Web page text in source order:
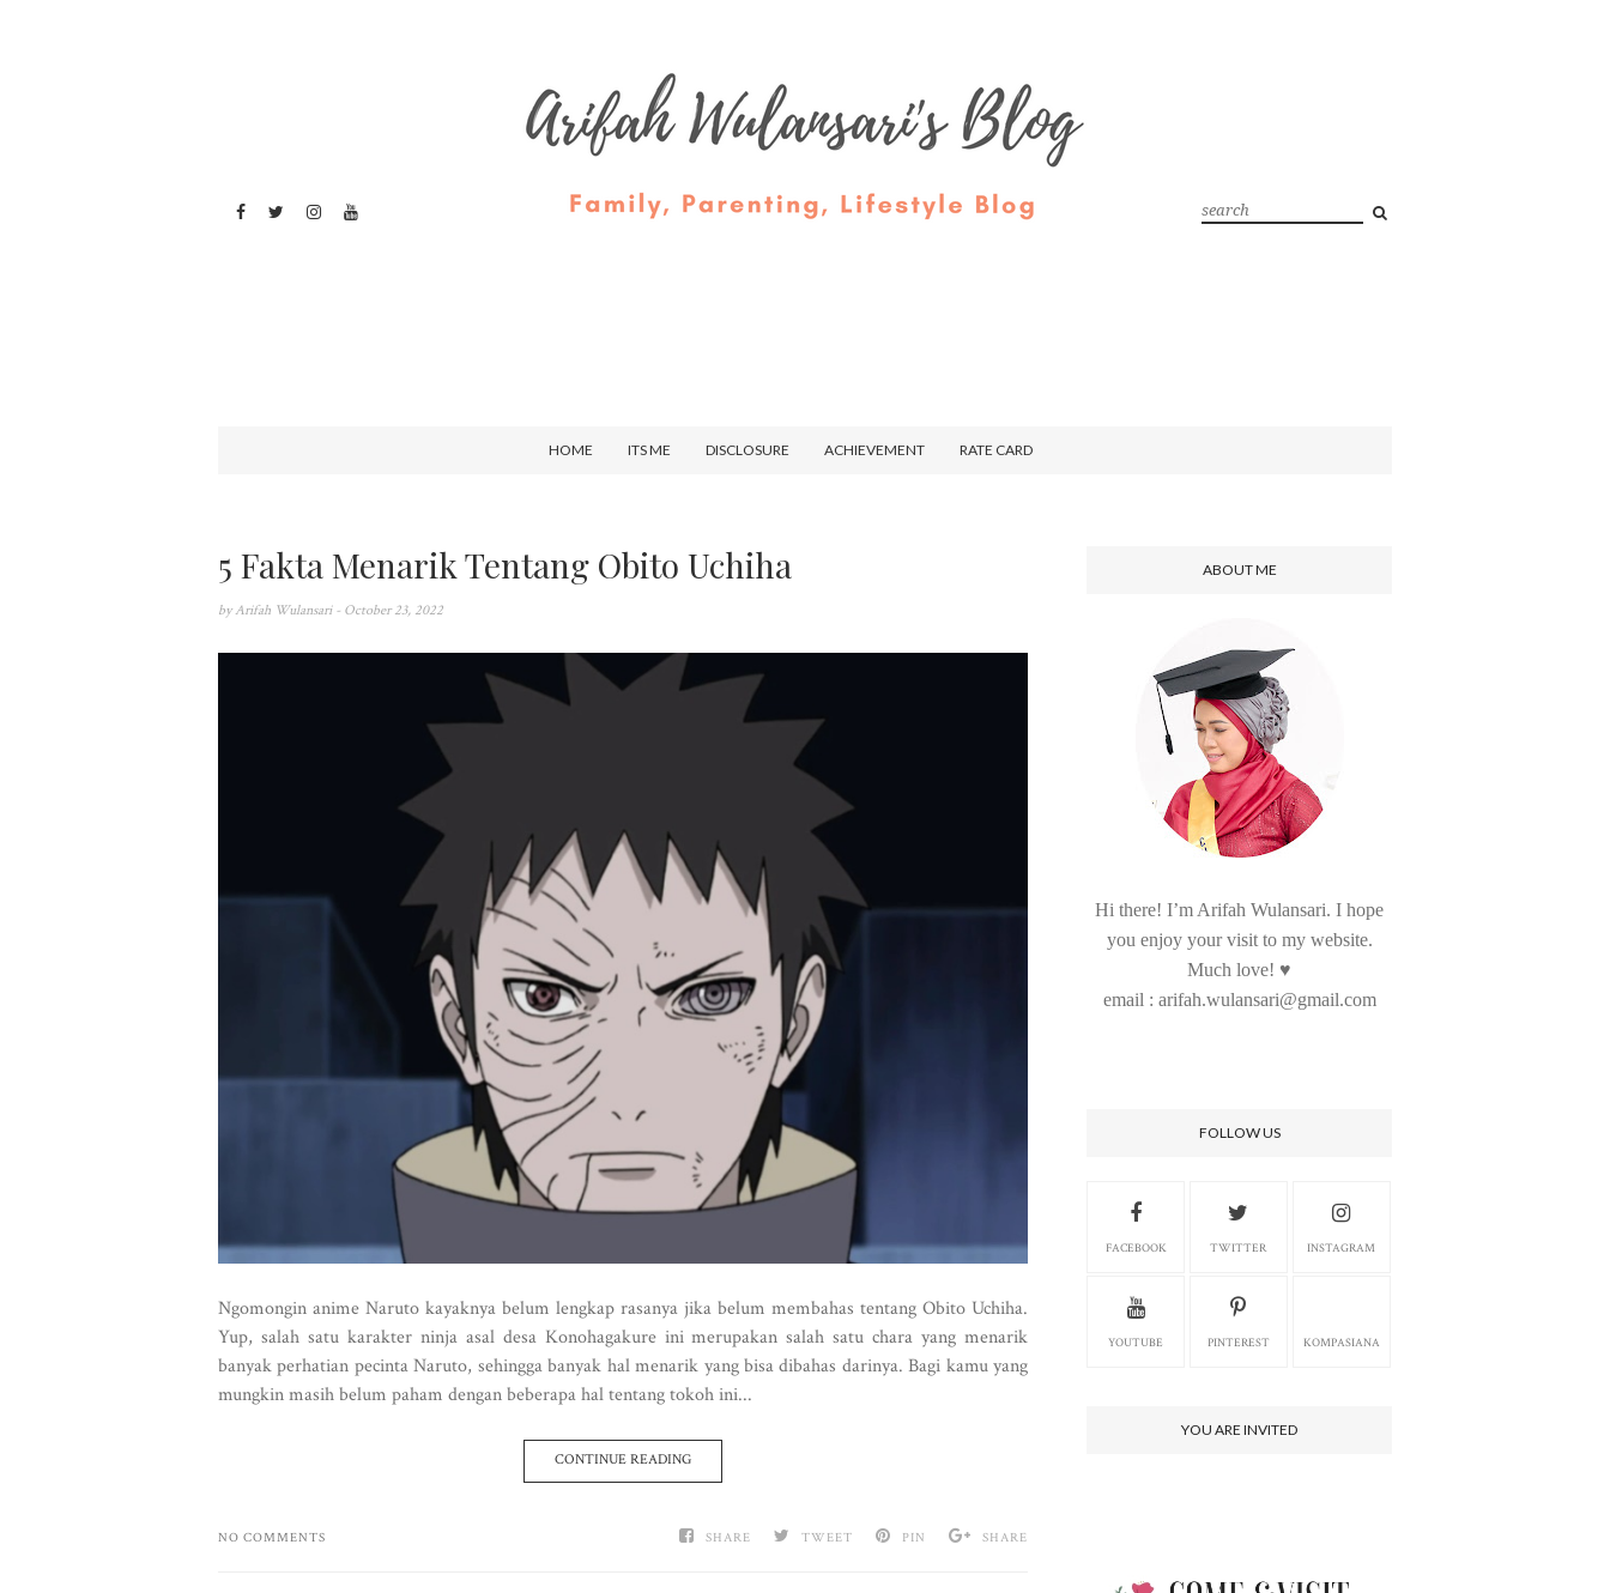
HOME ITS ME DISCLOSURE ACHIEVEMENT RATE CARD
5 Fakta Menarik Tentang Obito Uchiha
by Arifah Wulansari - October 23, 2022
Ngomongin anime Naruto kayaknya belum lengkap rasanya jika belum membahas tentang Obito Uchiha.
Yup, salah satu karakter ninja asal desa Konohagakure ini merupakan salah satu chara yang menarik
banyak perhatian pecinta Naruto, sehingga banyak hal menarik yang bisa dibahas darinya. Bagi kamu yang
mungkin masih belum paham dengan beberapa hal tentang tokoh ini...
CONTINUE READING
SHARE TWEET PIN SHARE
NO COMMENTS
ABOUT ME
Hi there! I’m Arifah Wulansari. I hope
you enjoy your visit to my website.
Much love! ♥
email : arifah.wulansari@gmail.com
FOLLOW US
FACEBOOK TWITTER INSTAGRAM
YOUTUBE PINTEREST KOMPASIANA
YOU ARE INVITED